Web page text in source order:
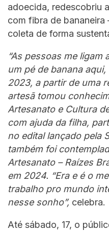
adoecida, redescobriu
com fibra de
coleta de forma
“As pessoas me ligam
um pé de banana
2023, a partir de uma
artesã tomou
Artesanato e Cultura
com ajuda da filha,
no edital lançado pela
também foi
Artesanato – Raízes
em 2024. “Era e é o
trabalho pro mundo
nesse sonho”, celebra.
Até sábado, 17, o